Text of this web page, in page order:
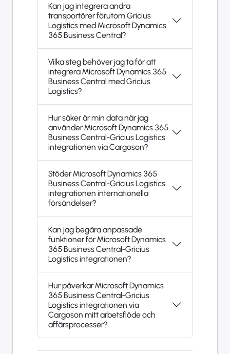
Kan jag integrera andra
transportörer förutom Gricius
Logistics med Microsoft Dynamics
365 Business Central?
Vilka steg behöver jag ta för att
integrera Microsoft Dynamics 365
Business Central med Gricius
Logistics?
Hur säker är min data när jag
använder Microsoft Dynamics 365
Business Central-Gricius Logistics
integrationen via Cargoson?
Stöder Microsoft Dynamics 365
Business Central-Gricius Logistics
integrationen internationella
försändelser?
Kan jag begära anpassade
funktioner för Microsoft Dynamics
365 Business Central-Gricius
Logistics integrationen?
Hur påverkar Microsoft Dynamics
365 Business Central-Gricius
Logistics integrationen via
Cargoson mitt arbetsflöde och
affärsprocesser?